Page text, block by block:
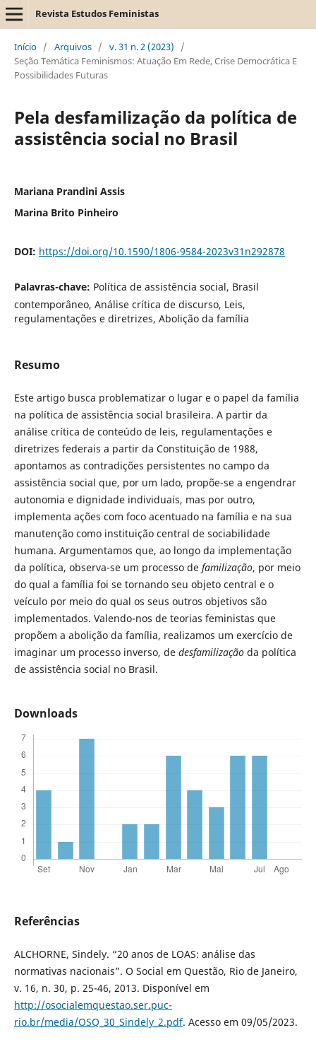
Revista Estudos Feministas
Início / Arquivos / v. 31 n. 2 (2023)
/
Seção Temática Feminismos: Atuação Em Rede, Crise Democrática E
Possibilidades Futuras
Pela desfamilização da política de
assistência social no Brasil
Mariana Prandini Assis
Marina Brito Pinheiro
DOI: https://doi.org/10.1590/1806-9584-2023v31n292878
Palavras-chave: Política de assistência social, Brasil
contemporâneo, Análise crítica de discurso, Leis,
regulamentações e diretrizes, Abolição da família
Resumo
Este artigo busca problematizar o lugar e o papel da família
na política de assistência social brasileira. A partir da
análise crítica de conteúdo de leis, regulamentações e
diretrizes federais a partir da Constituição de 1988,
apontamos as contradições persistentes no campo da
assistência social que, por um lado, propõe-se a engendrar
autonomia e dignidade individuais, mas por outro,
implementa ações com foco acentuado na família e na sua
manutenção como instituição central de sociabilidade
humana. Argumentamos que, ao longo da implementação
da política, observa-se um processo de familização, por meio
do qual a família foi se tornando seu objeto central e o
veículo por meio do qual os seus outros objetivos são
implementados. Valendo-nos de teorias feministas que
propõem a abolição da família, realizamos um exercício de
imaginar um processo inverso, de desfamilizaçãoda política
de assistência social no Brasil.
Downloads
Referências
ALCHORNE, Sindely. “20 anos de LOAS: análise das
normativas nacionais”. O Social em Questão, Rio de Janeiro,
v. 16, n. 30, p. 25-46, 2013. Disponível em
http://osocialemquestao.ser.puc-
rio.br/media/OSQ_30_Sindely_2.pdf. Acesso em 09/05/2023.